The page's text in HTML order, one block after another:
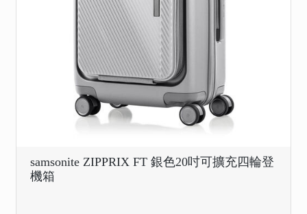
samsonite ZIPPRIX FT 銀色20吋可擴充四輪登
機箱